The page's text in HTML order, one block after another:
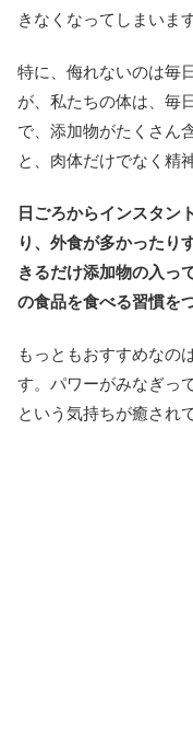
きなくなってしまいます
特に、侮れないのは毎
が、私たちの体は、毎
で、添加物がたくさん
と、肉体だけでなく精
日ごろからインスタン
り、外食が多かったり
きるだけ添加物の入っ
の食品を食べる習慣を
もっともおすすめなの
す。パワーがみなぎっ
という気持ちが癒され